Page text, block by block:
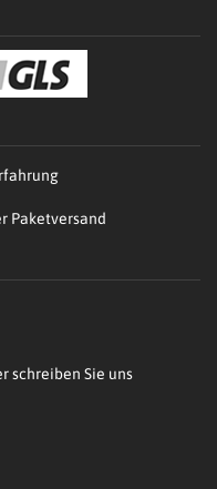
Paketversand
schreiben Sie uns